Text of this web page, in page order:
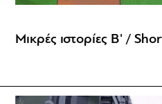
Μικρές ιστορίες Β' /